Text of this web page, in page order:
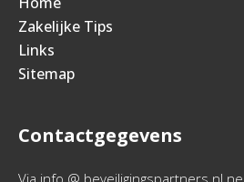
Zakelijke Tips
Links
Sitemap
Contactgegevens
Via info @ beveiligingspartners.nl